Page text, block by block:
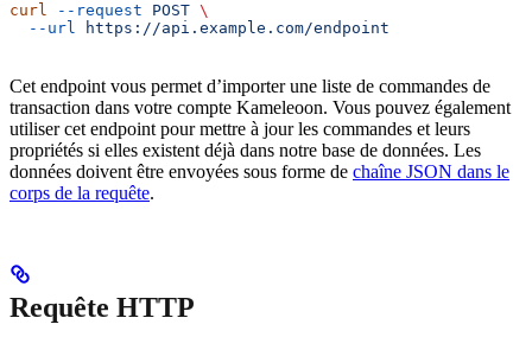
curl --request POST \
  --url
https://api.example.com/endpoint
Cet endpoint vous permet d’importer une liste de commandes de
transaction dans votre compte Kameleoon. Vous pouvez également
utiliser cet endpoint pour mettre à jour les commandes et leurs
propriétés si elles existent déjà dans notre base de données. Les
données doivent être envoyées sous forme de chaîne JSON dans le
corps de la requête.
Requête HTTP